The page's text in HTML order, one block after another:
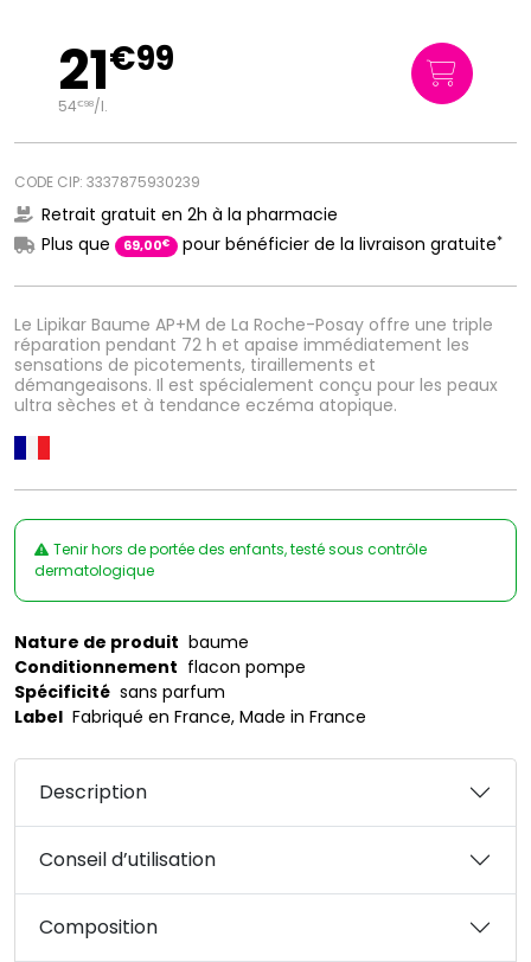
Le Lipikar Baume AP+M de La Roche-Posay offre une triple
réparation pendant 72 h et apaise immédiatement les
sensations de picotements, tiraillements et
démangeaisons. Il est spécialement conçu pour les peaux
ultra sèches et à tendance eczéma atopique.
21€99
54€98/l.
CODE CIP: 3337875930239
Retrait gratuit en 2h à la pharmacie
Plus que
69,00€ pour bénéficier de la livraison gratuite*
Tenir hors de portée des enfants, testé sous contrôle
dermatologique
Nature de produit baume
Conditionnement flacon pompe
Spécificité sans parfum
Label Fabriqué en France, Made in France
Description
Conseil d’utilisation
Composition